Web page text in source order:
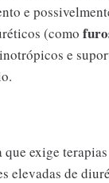
e
(como
e
exige
elevadas de